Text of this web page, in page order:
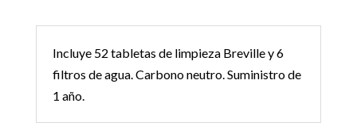
Incluye 52 tabletas de limpieza Breville y 6
filtros de agua. Carbono neutro. Suministro de
1 año.